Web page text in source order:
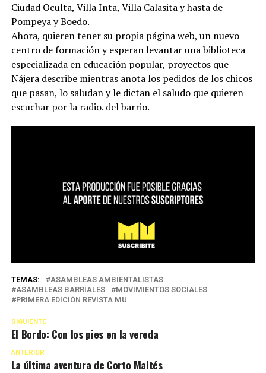
Ciudad Oculta, Villa Inta, Villa Calasita y hasta de
Pompeya y Boedo.
Ahora, quieren tener su propia página web, un nuevo
centro de formación y esperan levantar una biblioteca
especializada en educación popular, proyectos que
Nájera describe mientras anota los pedidos de los chicos
que pasan, lo saludan y le dictan el saludo que quieren
escuchar por la radio. del barrio.
TEMAS:
ASAMBLEAS AMBIENTALISTAS
ASAMBLEAS BARRIALES
MOVIMIENTOS SOCIALES
PRIMERA EDICIÓN REVISTA MU
SIGUIENTE
El Bordo: Con los pies en la vereda
ANTERIOR
La última aventura de Corto Maltés